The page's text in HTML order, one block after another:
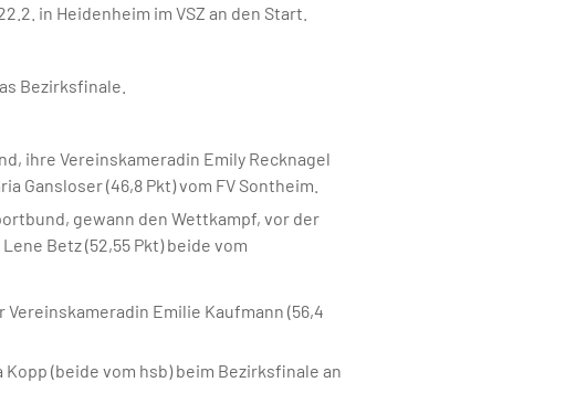
in Heidenheim im VSZ an den Start.
Bezirksfinale.
ihre Vereinskameradin Emily Recknagel
Gansloser (46,8 Pkt) vom FV Sontheim.
gewann den Wettkampf, vor der
Betz (52,55 Pkt) beide vom
Emilie Kaufmann (56,4
(beide vom hsb) beim Bezirksfinale an